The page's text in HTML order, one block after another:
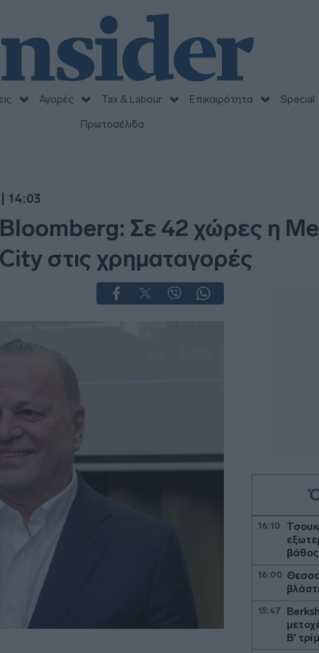
Αγορές Tax & Labour Επικαιρότητα Special
Πρωτοσέλιδα
14:03
Bloomberg: Σε 42 χώρες η
στις χρηματαγορές
16:10
βάθος
16:00
15:47
Β'